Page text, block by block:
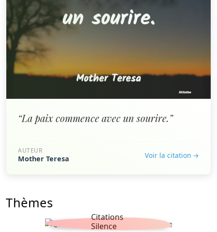
“La paix commence avec un sourire.”
AUTEUR
Mother Teresa Voir la citation →
Thèmes
Citations
Silence